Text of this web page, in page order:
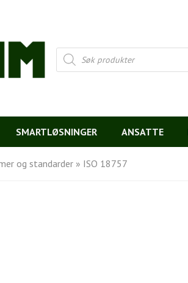
Products
search
SMARTLØSNINGER ANSATTE
og standarder » ISO 18757